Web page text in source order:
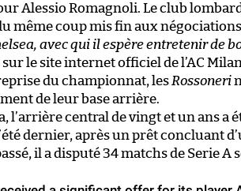
Alessio Romagnoli. Le club
même coup mis fin aux
avec qui il espère entretenir de
le site internet officiel de l’AC
du championnat, les Rossoneri
de leur base arrière.
l’arrière central de vingt et un ans a
dernier, après un prêt concluant
il a disputé 34 matchs de Serie